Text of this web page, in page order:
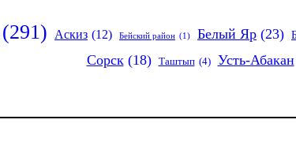
(291) Аскиз (12) Бейский район (1) Белый Яр (23)
Сорск (18) Таштып (4) Усть-Абакан